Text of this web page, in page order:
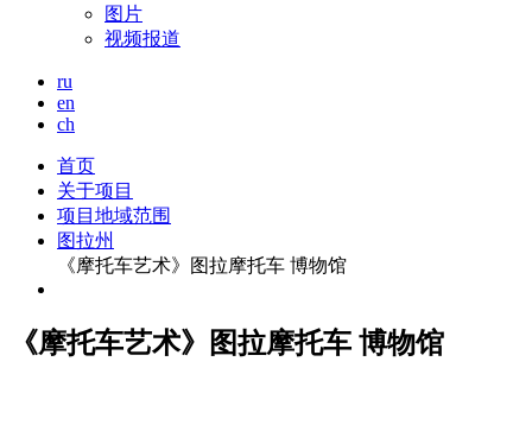
图片
视频报道
ru
en
ch
首页
关于项目
项目地域范围
图拉州
《摩托车艺术》图拉摩托车 博物馆
《摩托车艺术》图拉摩托车 博物馆